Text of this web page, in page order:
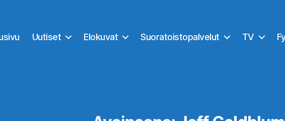
Uutiset Elokuvat Suoratoistopalvelut TV